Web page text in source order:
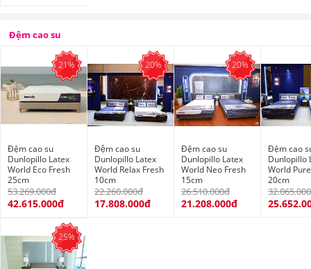
Đệm cao su
21%
Đệm cao su
Dunlopillo Latex
World Eco Fresh
25cm
53.269.000đ
42.615.000đ
20%
Đệm cao su
Dunlopillo Latex
World Relax Fresh
10cm
22.260.000đ
17.808.000đ
20%
Đệm cao su
Dunlopillo Latex
World Neo Fresh
15cm
26.510.000đ
21.208.000đ
Đệm cao
Dunlopillo
World
20cm
25%